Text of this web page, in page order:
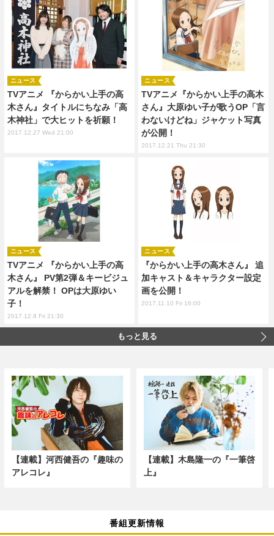
TVアニメ 『からかい上手の高
木さん』タイトルにちなみ「高
木神社」で大ヒットを祈願！
ニュース
2017.12.27 Wed 21:00
TVアニメ『からかい上手の高木
さん』大原ゆい子が歌うOP「言
わないけどね」ジャケット写真
が公開！
ニュース
2017.12.21 Thu 21:30
TVアニメ 『からかい上手の高
木さん』 PV第2弾＆キービジュ
アルを解禁！ OPは大原ゆい
子！
ニュース
2017.12.8 Fri 21:30
『からかい上手の高木さん』 追
加キャスト＆キャラクター設定
画を公開！
ニュース
2017.11.10 Fri 16:00
もっと見る
【連載】河西健吾の『趣味の
アレコレ』
【連載】木島隆一の『一筆啓
上』
番組更新情報